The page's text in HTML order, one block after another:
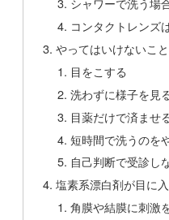
コンタクトレンズ
やってはいけないこと
目をこする
洗わずに様子を見
目薬だけで済ませ
短時間で洗うのを
自己判断で受診し
塩素系漂白剤が目に
角膜や結膜に刺激